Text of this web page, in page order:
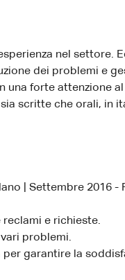
nel settore.
dei problemi e
una forte attenzione
scritte che orali, in
| Settembre 2016 -
e richieste.
problemi.
garantire la